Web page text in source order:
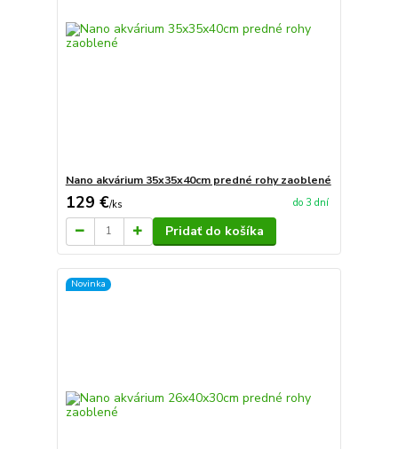
Nano akvárium 35x35x40cm predné rohy zaoblené
129 €/ks do 3 dní
Pridať do košíka
Novinka